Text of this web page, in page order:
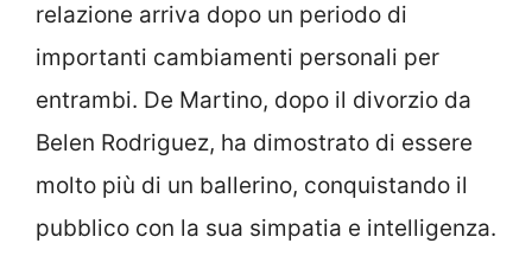
relazione arriva dopo un periodo di
importanti cambiamenti personali per
entrambi. De Martino, dopo il divorzio da
Belen Rodriguez, ha dimostrato di essere
molto più di un ballerino, conquistando il
pubblico con la sua simpatia e intelligenza.